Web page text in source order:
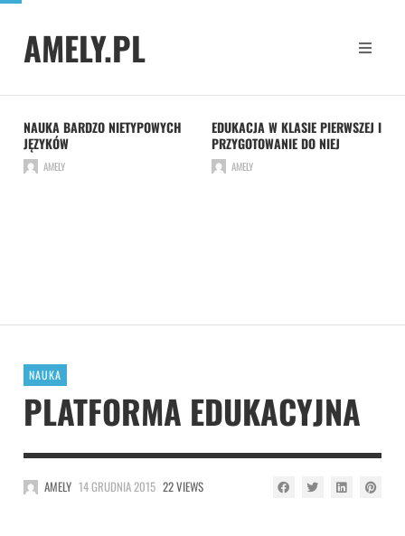
AMELY.PL
NAUKA BARDZO NIETYPOWYCH
JĘZYKÓW
AMELY
EDUKACJA W KLASIE PIERWSZEJ I
PRZYGOTOWANIE DO NIEJ
AMELY
NAUKA
PLATFORMA EDUKACYJNA
AMELY 14 GRUDNIA 2015 22 VIEWS